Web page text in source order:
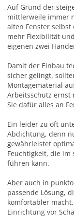
Auf Grund der
mittlerweile immer
alten Fenster
mehr Flexibilität
eigenen zwei
Damit der Einbau
sicher gelingt,
Montagematerial
Arbeitsschutz ernst
Sie dafür alles an
Ein leider zu oft
Abdichtung, denn
gewährleistet
Feuchtigkeit, die
führen kann.
Aber auch in
passende Lösung,
komfortabler
Einrichtung vor